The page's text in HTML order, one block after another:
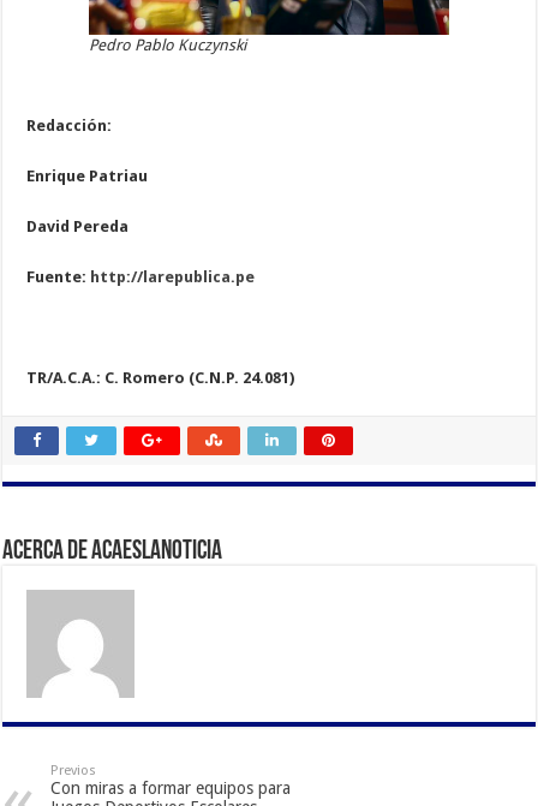
Pedro Pablo Kuczynski
Redacción:
Enrique Patriau
David Pereda
Fuente: http://larepublica.pe
TR/A.C.A.: C. Romero (C.N.P. 24.081)
Acerca de acaeslanoticia
Previos
Con miras a formar equipos para